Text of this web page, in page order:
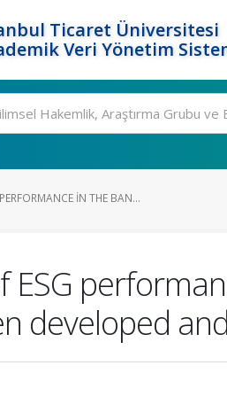
Ticaret Üniversitesi
Veri Yönetim
IN THE BAN...
ESG
developed